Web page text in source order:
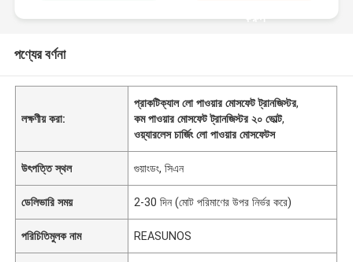
করুন
পণ্যের বর্ণনা
লক্ষণীয় করা:
প্রাকটিক্যাল লো পাওয়ার মোসফেট ট্রানজিস্টর,
কম পাওয়ার মোসফেট ট্রানজিস্টর ২০ ভোল্ট,
ওয়্যারলেস চার্জিং লো পাওয়ার মোসফেটস
উৎপত্তি স্থল গুয়াংডং, সিএন
ডেলিভারি সময় 2-30 দিন (মোট পরিমাণের উপর নির্ভর করে)
পরিচিতিমুলক নাম REASUNOS